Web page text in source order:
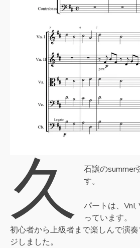
久
石譲のsummer
す。
パートは、VnI,
っています。
初心者から上級者まで楽しんで演
ジしました。